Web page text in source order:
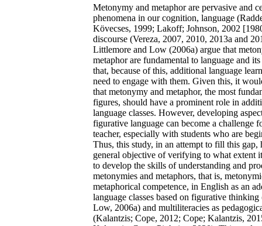
Metonymy and metaphor are pervasive and
phenomena in our cognition, language
Kövecses, 1999; Lakoff; Johnson, 2002
discourse (Vereza, 2007, 2010, 2013a and
Littlemore and Low (2006a) argue that
metaphor are fundamental to language and its
that, because of this, additional language
need to engage with them. Given this, it
that metonymy and metaphor, the most
figures, should have a prominent role in
language classes. However, developing
figurative language can become a challenge
teacher, especially with students who are
Thus, this study, in an attempt to fill this gap,
general objective of verifying to what extent
to develop the skills of understanding and
metonymies and metaphors, that is,
metaphorical competence, in English as an
language classes based on figurative
Low, 2006a) and multiliteracies as
(Kalantzis; Cope, 2012; Cope; Kalantzis,